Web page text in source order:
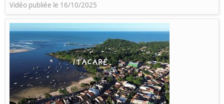
Vidéo publiée le 16/10/2025